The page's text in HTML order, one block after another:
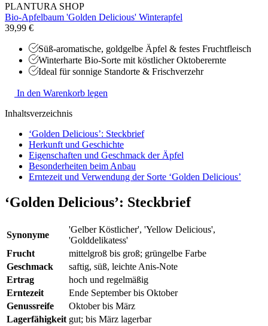
PLANTURA SHOP
Bio-Apfelbaum 'Golden Delicious' Winterapfel
39,99 €
Süß-aromatische, goldgelbe Äpfel & festes Fruchtfleisch
Winterharte Bio-Sorte mit köstlicher Oktoberernte
Ideal für sonnige Standorte & Frischverzehr
In den Warenkorb legen
Inhaltsverzeichnis
‘Golden Delicious’: Steckbrief
Herkunft und Geschichte
Eigenschaften und Geschmack der Äpfel
Besonderheiten beim Anbau
Erntezeit und Verwendung der Sorte ‘Golden Delicious’
‘Golden Delicious’: Steckbrief
Synonyme
'Gelber Köstlicher', 'Yellow Delicious',
'Golddelikatess'
Frucht
mittelgroß bis groß; grüngelbe Farbe
Geschmack
saftig, süß, leichte Anis-Note
Ertrag
hoch und regelmäßig
Erntezeit
Ende September bis Oktober
Genussreife
Oktober bis März
Lagerfähigkeit gut; bis März lagerbar